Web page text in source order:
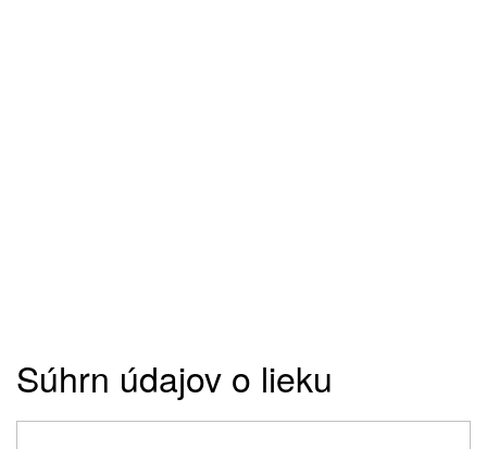
Súhrn údajov o lieku